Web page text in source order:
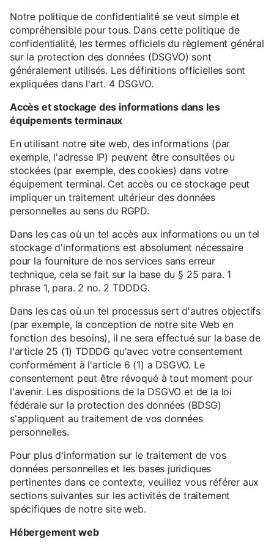
Notre politique de confidentialité se veut simple et
compréhensible pour tous. Dans cette politique de
confidentialité, les termes officiels du règlement général
sur la protection des données (DSGVO) sont
généralement utilisés. Les définitions officielles sont
expliquées dans l'art. 4 DSGVO.
Accès et stockage des informations dans les
équipements terminaux
En utilisant notre site web, des informations (par
exemple, l'adresse IP) peuvent être consultées ou
stockées (par exemple, des cookies) dans votre
équipement terminal. Cet accès ou ce stockage peut
impliquer un traitement ultérieur des données
personnelles au sens du RGPD.
Dans les cas où un tel accès aux informations ou un tel
stockage d'informations est absolument nécessaire
pour la fourniture de nos services sans erreur
technique, cela se fait sur la base du § 25 para. 1
phrase 1, para. 2 no. 2 TDDDG.
Dans les cas où un tel processus sert d'autres objectifs
(par exemple, la conception de notre site Web en
fonction des besoins), il ne sera effectué sur la base de
l'article 25 (1) TDDDG qu'avec votre consentement
conformément à l'article 6 (1) a DSGVO. Le
consentement peut être révoqué à tout moment pour
l'avenir. Les dispositions de la DSGVO et de la loi
fédérale sur la protection des données (BDSG)
s'appliquent au traitement de vos données
personnelles.
Pour plus d'information sur le traitement de vos
données personnelles et les bases juridiques
pertinentes dans ce contexte, veuillez vous référer aux
sections suivantes sur les activités de traitement
spécifiques de notre site web.
Hébergement web